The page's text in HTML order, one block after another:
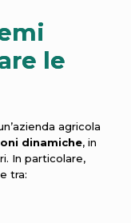
le
agricola
dinamiche, in
In particolare,
tra: